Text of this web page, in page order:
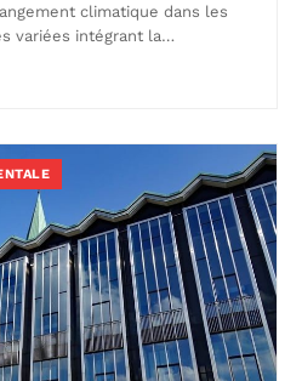
climatique dans les
variées intégrant la…